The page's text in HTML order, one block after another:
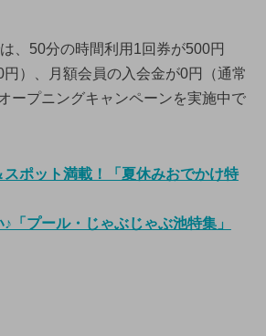
、50分の時間利用1回券が500円
円）、月額会員の入会金が0円（通常
ープニングキャンペーンを実施中で
ポット満載！「夏休みおでかけ特
「プール・じゃぶじゃぶ池特集」